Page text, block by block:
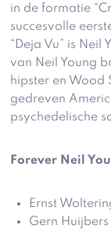
in de formatie
succesvolle
“Deja Vu” is
van Neil Young
hipster en Wood
gedreven
psychedelische
Forever Neil
Ernst
Gern